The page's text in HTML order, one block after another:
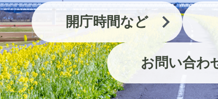
開庁時間など
お問い合わ